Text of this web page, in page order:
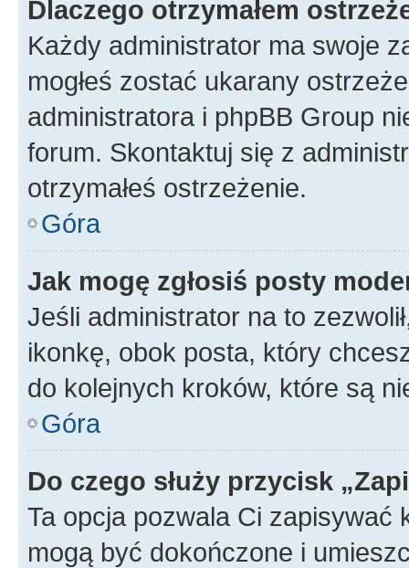
Dlaczego otrzymałem
Każdy administrator ma swoje
mogłeś zostać ukarany
administratora i phpBB Group
forum. Skontaktuj się z
otrzymałeś ostrzeżenie.
Góra
Jak mogę zgłosiś posty
Jeśli administrator na to
ikonkę, obok posta, który
do kolejnych kroków, które są
Góra
Do czego służy przycisk
Ta opcja pozwala Ci zapisywać
mogą być dokończone i